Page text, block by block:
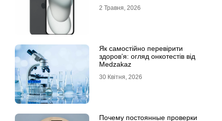
2 Травня, 2026
Як самостійно перевірити
здоров’я: огляд онкотестів від
Medzakaz
30 Квітня, 2026
Почему постоянные проверки